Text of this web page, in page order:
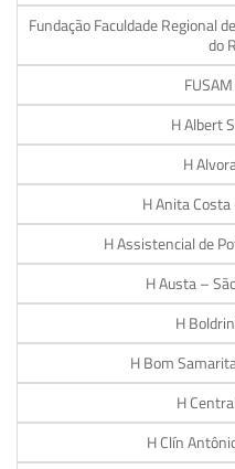
Fundação Faculdade Regional
do
H Albert
H
H Anita
H Assistencial de
H Austa –
H
H Bom
H
H Clín